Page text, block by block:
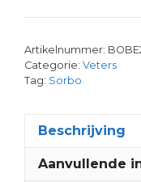
Artikelnummer:
Categorie: Veters
Tag: Sorbo
Beschrijving
Aanvullende